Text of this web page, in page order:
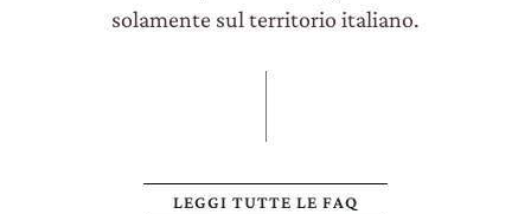
solamente sul territorio italiano.
LEGGI TUTTE LE FAQ